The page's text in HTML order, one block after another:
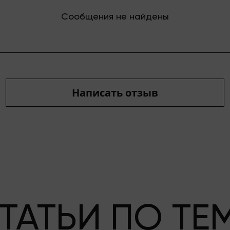
Сообщения не найдены
Написать отзыв
ПО